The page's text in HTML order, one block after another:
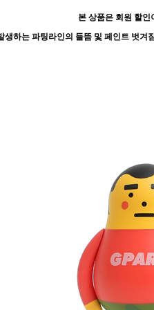
본 상품은 회원 할인
생하는 파팅라인의 들뜸 및 페인트 벗겨